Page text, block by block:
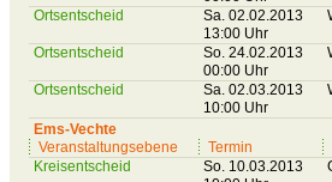
Ortsentscheid
Sa. 02.02.2013
13:00 Uhr
Ortsentscheid
So. 24.02.2013
00:00 Uhr
Ortsentscheid
Sa. 02.03.2013
10:00 Uhr
Ems-Vechte
Veranstaltungsebene
Termin
Kreisentscheid
So. 10.03.2013